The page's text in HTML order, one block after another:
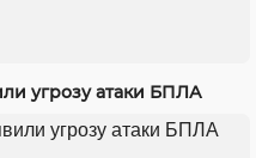
угрозу атаки БПЛА